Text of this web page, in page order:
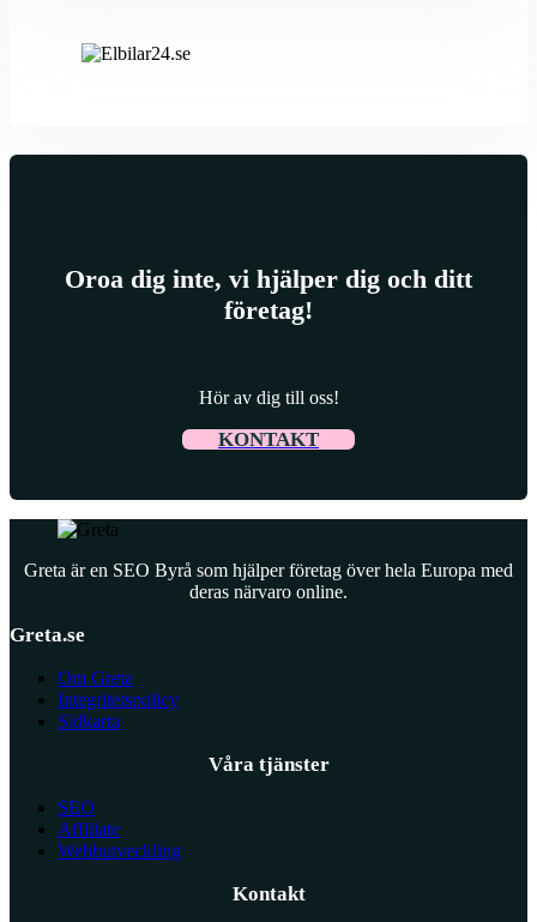
Oroa dig inte, vi hjälper dig och ditt
företag!
Hör av dig till oss!
KONTAKT
Greta är en SEO Byrå som hjälper företag över hela Europa med
deras närvaro online.
Greta.se
Om Greta
Integritetspolicy
Sidkarta
Våra tjänster
SEO
Affiliate
Webbutveckling
Kontakt